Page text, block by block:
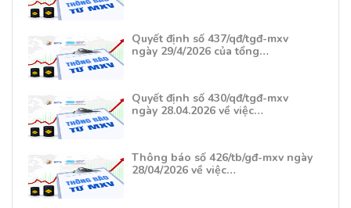
Quyết định số 437/qđ/tgđ-mxv
ngày 29/4/2026 của tổng…
Quyết định số 430/qđ/tgđ-mxv
ngày 28.04.2026 về việc…
Thông báo số 426/tb/gđ-mxv ngày
28/04/2026 về việc…